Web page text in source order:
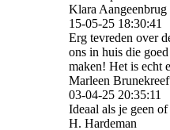
Klara Aangeenbrug
15-05-25 18:30:41
Erg tevreden over
ons in huis die
maken! Het is echt
Marleen
03-04-25 20:35:11
Ideaal als je geen
H. Hardeman